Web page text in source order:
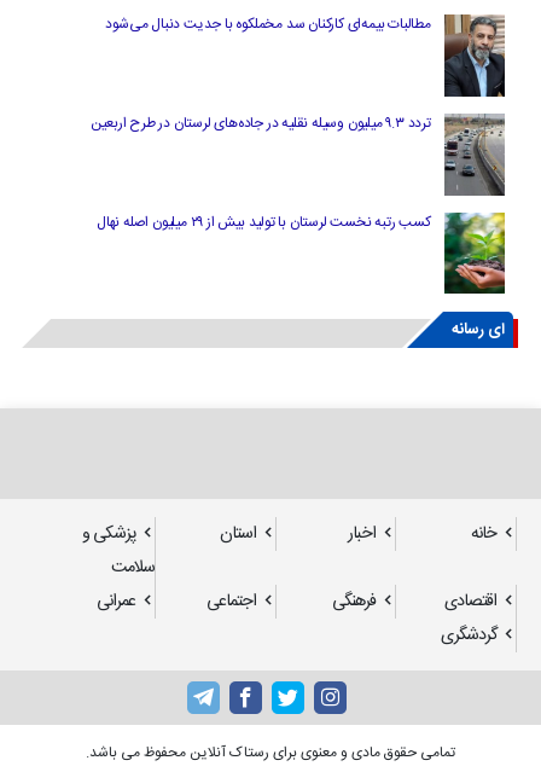
مطالبات بیمه‌ای کارکنان سد مخملکوه با جدیت دنبال می‌شود
تردد ۹.۳ میلیون وسیله نقلیه در جاده‌های لرستان در طرح اربعین
کسب رتبه نخست لرستان با تولید بیش از ۲۹ میلیون اصله نهال
ای رسانه
خانه اخبار استان
پزشکی و
سلامت
اقتصادی
فرهنگی اجتماعی
عمرانی
گردشگری
تمامی حقوق مادی و معنوی برای رستاک آنلاین محفوظ می باشد.